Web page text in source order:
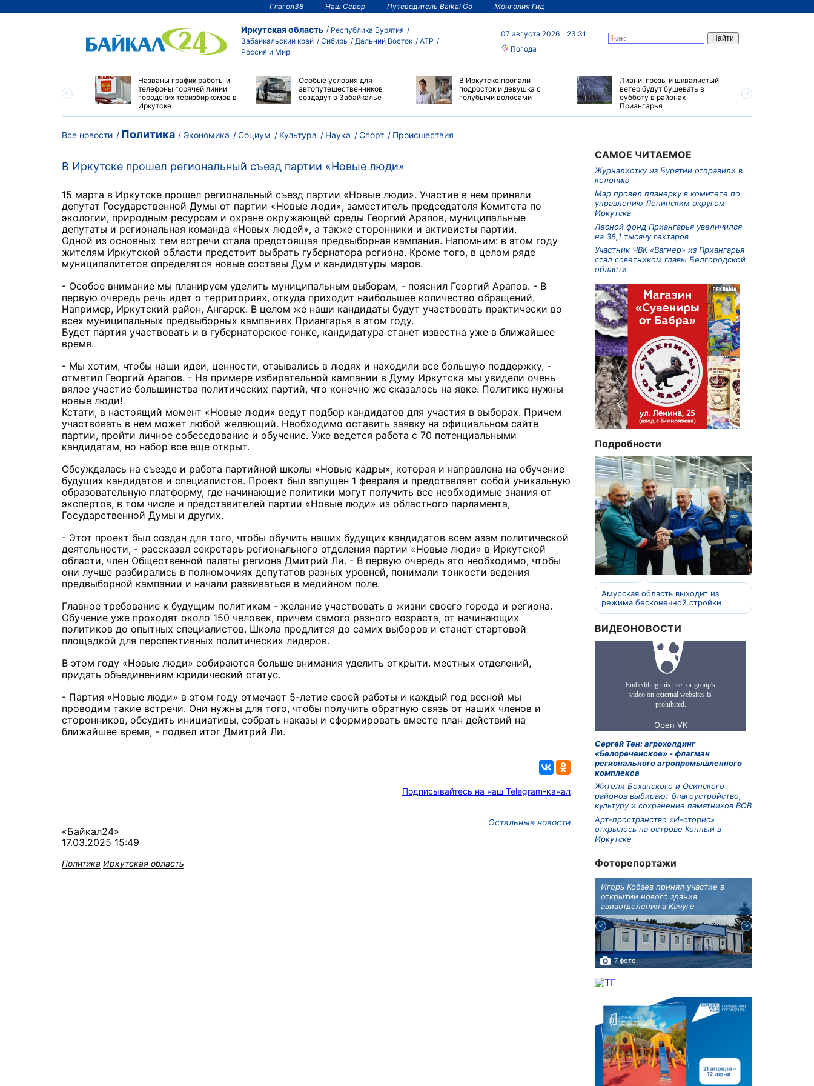
Глагол38 Наш Север Путеводитель Baikal Go Монголия Гид
Иркутская область
Республика Бурятия
Забайкальский край
Сибирь Дальний Восток
АТР
Россия и Мир
07 августа 2026
23:31
Погода
и 30-градусной
Названы график работы и
телефоны горячей линии
городских теризбиркомов в
Иркутске
Особые условия для
автопутешественников
создадут в Забайкалье
В Иркутске пропали
подросток и девушка с
голубыми волосами
Ливни, грозы и шквалистый
ветер будут бушевать в
субботу в районах
Приангарья
Все новости Политика Экономика Социум Культура Наука Спорт Происшествия
В Иркутске прошел региональный съезд партии «Новые люди»
15 марта в Иркутске прошел региональный съезд партии «Новые люди». Участие в нем приняли
депутат Государственной Думы от партии «Новые люди», заместитель председателя Комитета по
экологии, природным ресурсам и охране окружающей среды Георгий Арапов, муниципальные
депутаты и региональная команда «Новых людей», а также сторонники и активисты партии.
Одной из основных тем встречи стала предстоящая предвыборная кампания. Напомним: в этом году
жителям Иркутской области предстоит выбрать губернатора региона. Кроме того, в целом ряде
муниципалитетов определятся новые составы Дум и кандидатуры мэров.
- Особое внимание мы планируем уделить муниципальным выборам, - пояснил Георгий Арапов. - В
первую очередь речь идет о территориях, откуда приходит наибольшее количество обращений.
Например, Иркутский район, Ангарск. В целом же наши кандидаты будут участвовать практически во
всех муниципальных предвыборных кампаниях Приангарья в этом году.
Будет партия участвовать и в губернаторское гонке, кандидатура станет известна уже в ближайшее
время.
- Мы хотим, чтобы наши идеи, ценности, отзывались в людях и находили все большую поддержку, -
отметил Георгий Арапов. - На примере избирательной кампании в Думу Иркутска мы увидели очень
вялое участие большинства политических партий, что конечно же сказалось на явке. Политике нужны
новые люди!
Кстати, в настоящий момент «Новые люди» ведут подбор кандидатов для участия в выборах. Причем
участвовать в нем может любой желающий. Необходимо оставить заявку на официальном сайте
партии, пройти личное собеседование и обучение. Уже ведется работа с 70 потенциальными
кандидатам, но набор все еще открыт.
Обсуждалась на съезде и работа партийной школы «Новые кадры», которая и направлена на обучение
будущих кандидатов и специалистов. Проект был запущен 1 февраля и представляет собой уникальную
образовательную платформу, где начинающие политики могут получить все необходимые знания от
экспертов, в том числе и представителей партии «Новые люди» из областного парламента,
Государственной Думы и других.
- Этот проект был создан для того, чтобы обучить наших будущих кандидатов всем азам политической
деятельности, - рассказал секретарь регионального отделения партии «Новые люди» в Иркутской
области, член Общественной палаты региона Дмитрий Ли. - В первую очередь это необходимо, чтобы
они лучше разбирались в полномочиях депутатов разных уровней, понимали тонкости ведения
предвыборной кампании и начали развиваться в медийном поле.
Главное требование к будущим политикам - желание участвовать в жизни своего города и региона.
Обучение уже проходят около 150 человек, причем самого разного возраста, от начинающих
политиков до опытных специалистов. Школа продлится до самих выборов и станет стартовой
площадкой для перспективных политических лидеров.
В этом году «Новые люди» собираются больше внимания уделить открыти. местных отделений,
придать объединениям юридический статус.
- Партия «Новые люди» в этом году отмечает 5-летие своей работы и каждый год весной мы
проводим такие встречи. Они нужны для того, чтобы получить обратную связь от наших членов и
сторонников, обсудить инициативы, собрать наказы и сформировать вместе план действий на
ближайшее время, - подвел итог Дмитрий Ли.
Подписывайтесь на наш Telegram-канал
Остальные новости
«Байкал24»
17.03.2025 15:49
Политика Иркутская область
САМОЕ ЧИТАЕМОЕ
Журналистку из Бурятии отправили в
колонию
Мэр провел планерку в комитете по
управлению Ленинским округом
Иркутска
Лесной фонд Приангарья увеличился
на 38,1 тысячу гектаров
Участник ЧВК «Вагнер» из Приангарья
стал советником главы Белгородской
области
Подробности
Амурская область выходит из
режима бесконечной стройки
ВИДЕОНОВОСТИ
Сергей Тен: агрохолдинг
«Белореченское» - флагман
регионального агропромышленного
комплекса
Жители Боханского и Осинского
районов выбирают благоустройство,
культуру и сохранение памятников ВОВ
Арт-пространство «И-сторис»
открылось на острове Конный в
Иркутске
Фоторепортажи
Игорь Кобзев принял участие в
открытии нового здания
авиаотделения в Качуге
7 фото